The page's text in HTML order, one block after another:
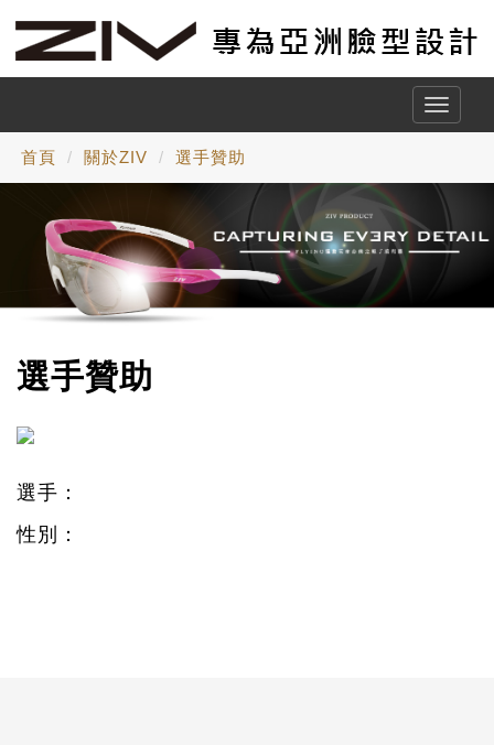
Toggle
首頁 關於ZIV 選手贊助
選手贊助
選手：
性別：